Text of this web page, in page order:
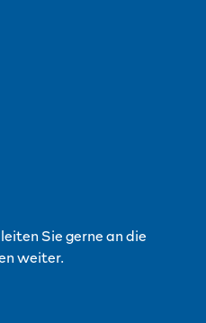
Sie gerne an die
weiter.